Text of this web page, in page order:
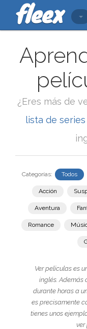
¿Eres más de
lista de
Categorías: Todos
Acción
Aventura
Romance
Ver películas es
inglés. Además
durante horas a
es precisamente
tienes unos
ver